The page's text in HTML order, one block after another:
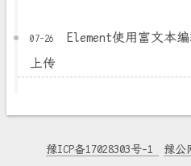
07-26
Element使用富文本
上传
豫ICP备17028303号-1
豫公